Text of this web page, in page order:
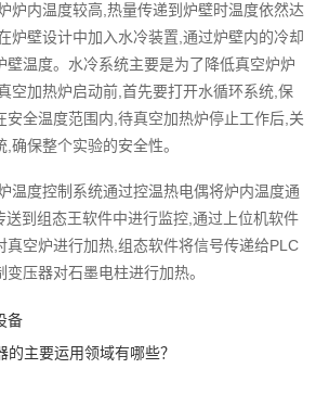
炉内温度较高,热量传递到炉壁时温度依然达
炉壁设计中加入水冷装置,通过炉壁内的冷却
壁温度。水冷系统主要是为了降低真空炉炉
空加热炉启动前,首先要打开水循环系统,保
安全温度范围内,待真空加热炉停止工作后,关
确保整个实验的安全性。
温度控制系统通过控温热电偶将炉内温度通
送到组态王软件中进行监控,通过上位机软件
真空炉进行加热,组态软件将信号传递给PLC
压器对石墨电柱进行加热。
备
的主要运用领域有哪些？